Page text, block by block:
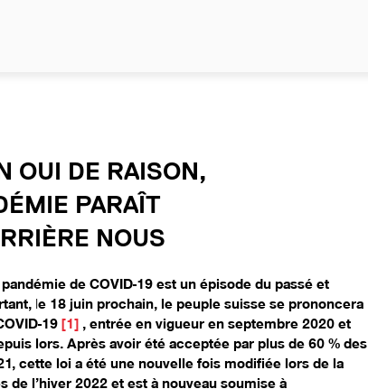
OUI DE RAISON,
PARAÎT
NOUS
de COVID-19 est un épisode du passé et
le 18 juin prochain, le peuple suisse se prononcera
19[1] ,entrée en vigueur en septembre 2020 et
lors. Après avoir été acceptée par plus de 60 % des
cette loi a été une nouvelle fois modifiée lors de la
de l’hiver 2022 et est à nouveau soumise à